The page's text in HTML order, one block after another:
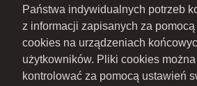
Państwa indywidualnych potrzeb
z informacji zapisanych za
cookies na urządzeniach
użytkowników. Pliki cookies można
kontrolować za pomocą ustawień
MOJE KONTO
INFORMACJE
O FIRMIE